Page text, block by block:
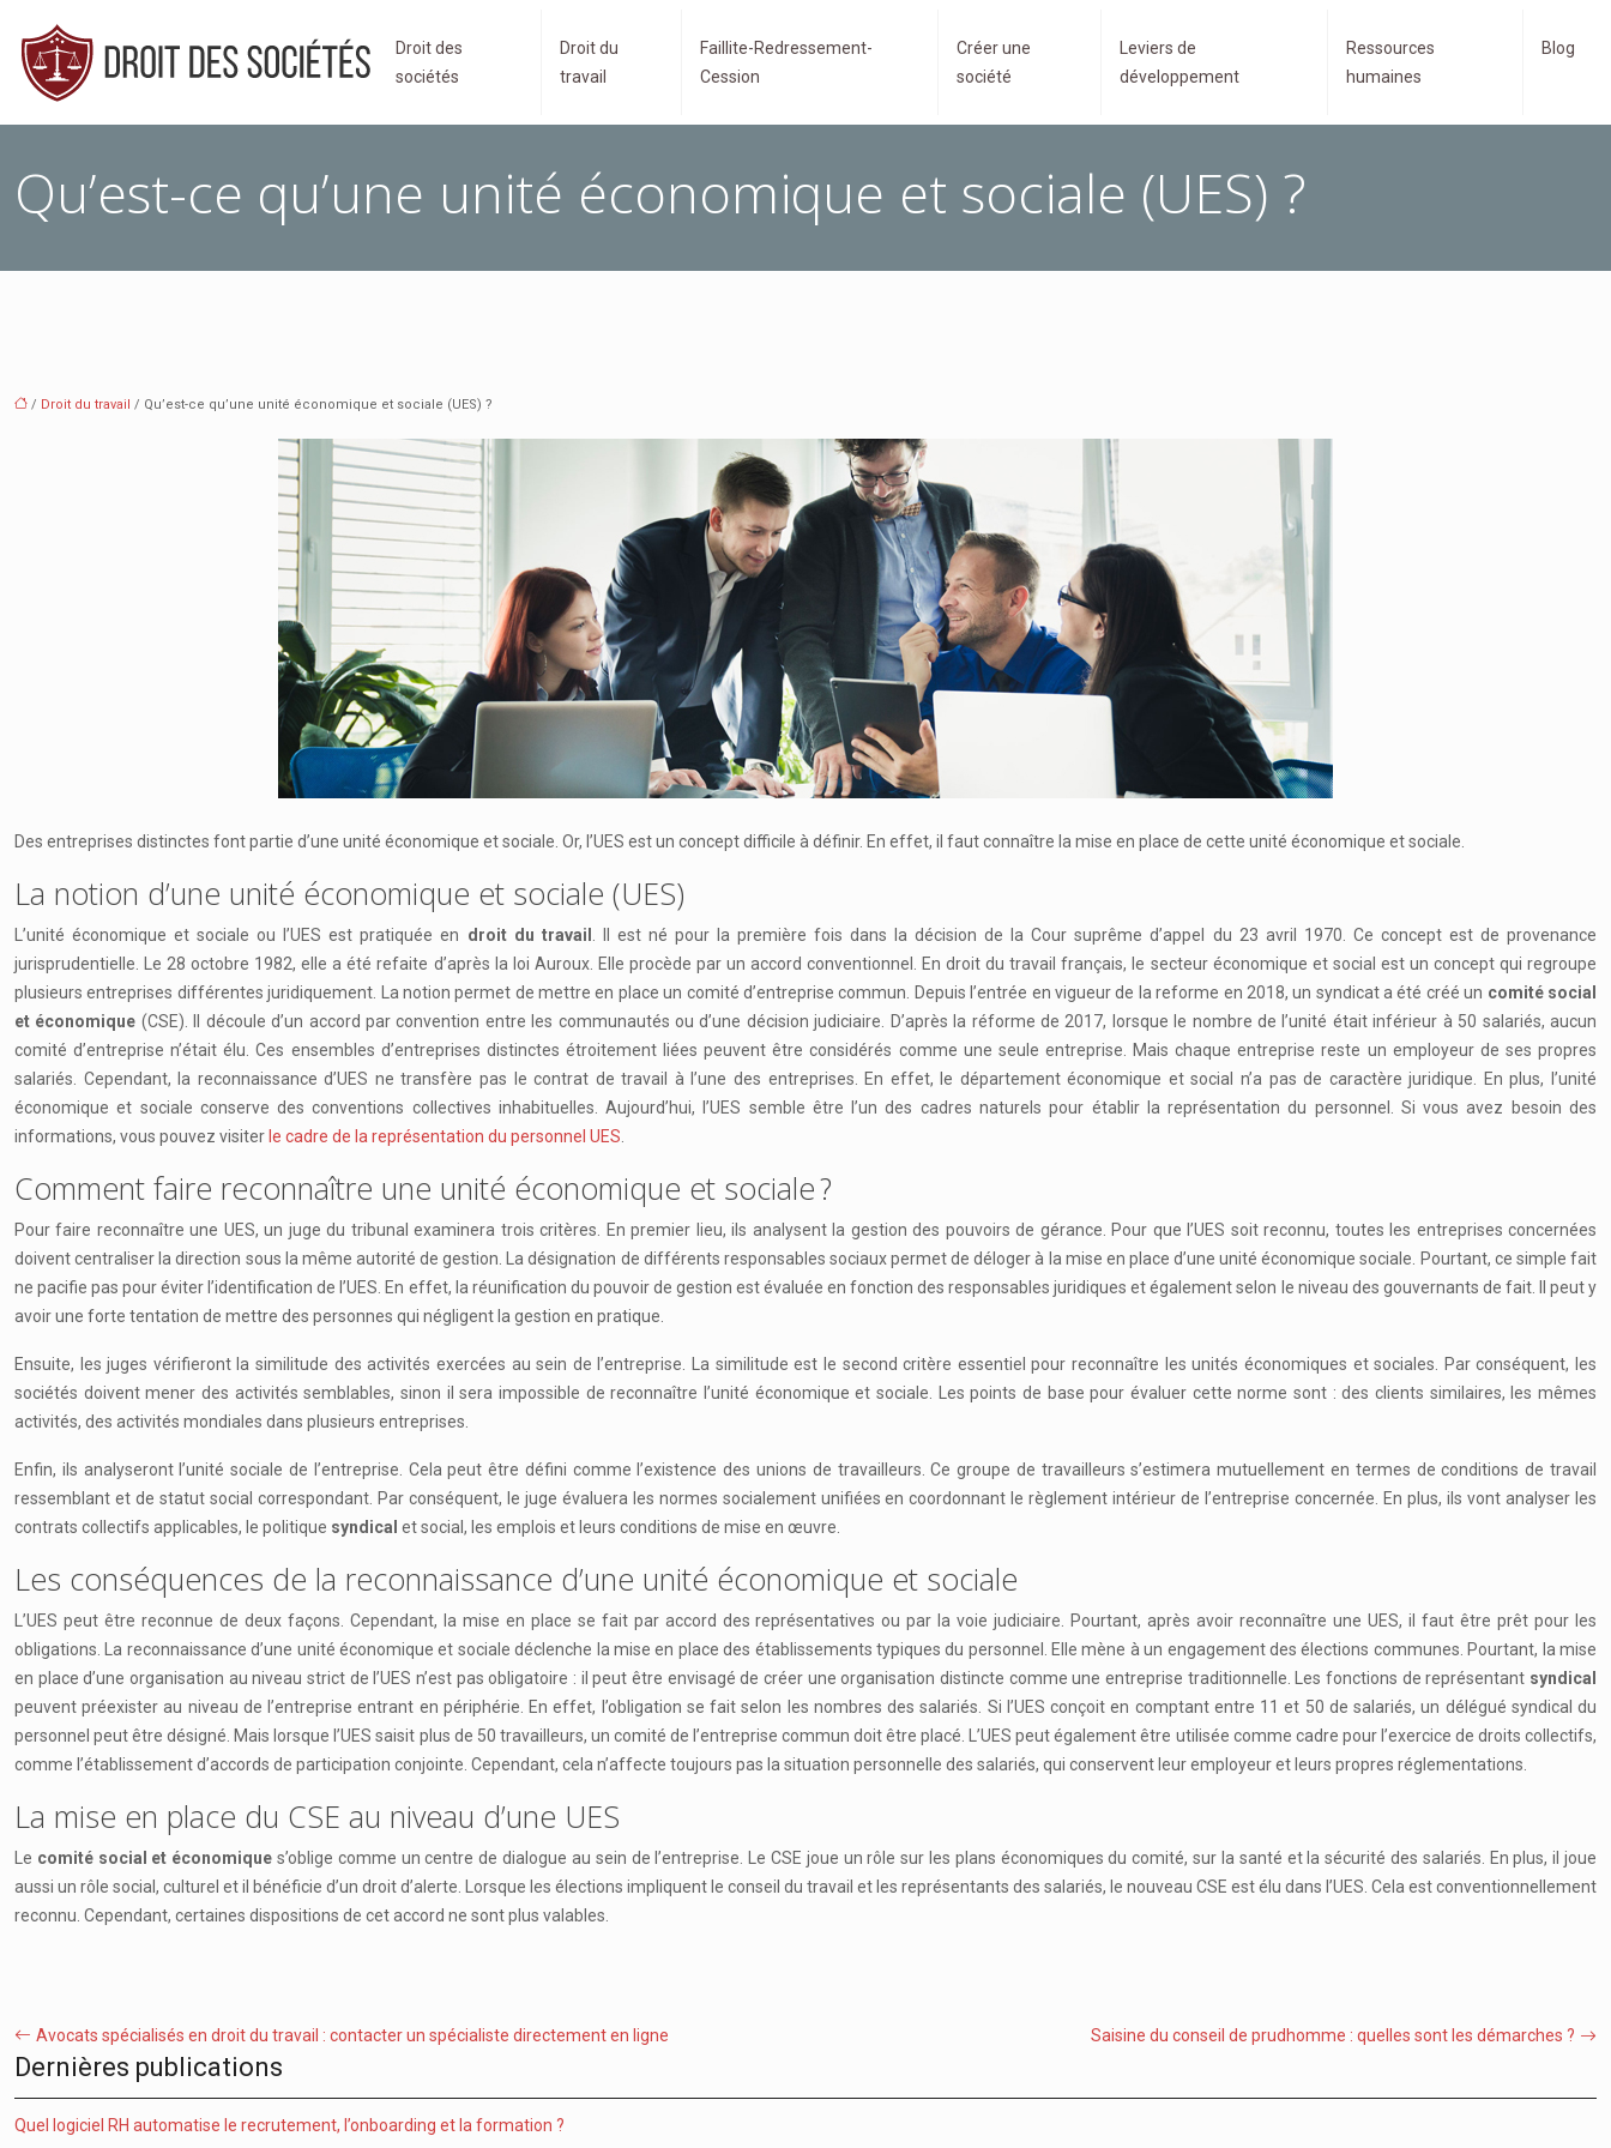
Droit des
sociétés
Droit du
travail
Faillite-Redressement-
Cession
Créer une
société
Leviers de
développement
Ressources
humaines
Blog
Qu’est-ce qu’une unité économique et sociale (UES) ?
/ Droit du travail / Qu’est-ce qu’une unité économique et sociale (UES) ?
Des entreprises distinctes font partie d’une unité économique et sociale. Or, l’UES est un concept difficile à définir. En effet, il faut connaître la mise en place de cette unité économique et sociale.
La notion d’une unité économique et sociale (UES)
L’unité économique et sociale ou l’UES est pratiquée en droit du travail
. Il est né pour la première fois dans la décision de la Cour suprême d’appel du 23 avril 1970. Ce concept est de provenance
jurisprudentielle. Le 28 octobre 1982, elle a été refaite d’après la loi Auroux. Elle procède par un accord conventionnel. En droit du travail français, le secteur économique et social est un concept qui regroupe
plusieurs entreprises différentes juridiquement. La notion permet de mettre en place un comité d’entreprise commun. Depuis l’entrée en vigueur de la reforme en 2018, un syndicat a été créé un comité social
et économique (CSE). Il découle d’un accord par convention entre les communautés ou d’une décision judiciaire. D’après la réforme de 2017, lorsque le nombre de l’unité était inférieur à 50 salariés, aucun
comité d’entreprise n’était élu. Ces ensembles d’entreprises distinctes étroitement liées peuvent être considérés comme une seule entreprise. Mais chaque entreprise reste un employeur de ses propres
salariés. Cependant, la reconnaissance d’UES ne transfère pas le contrat de travail à l’une des entreprises. En effet, le département économique et social n’a pas de caractère juridique. En plus, l’unité
économique et sociale conserve des conventions collectives inhabituelles. Aujourd’hui, l’UES semble être l’un des cadres naturels pour établir la représentation du personnel. Si vous avez besoin des
informations, vous pouvez visiter le cadre de la représentation du personnel UES
Comment faire reconnaître une unité économique et sociale ?
Pour faire reconnaître une UES, un juge du tribunal examinera trois critères. En premier lieu, ils analysent la gestion des pouvoirs de gérance. Pour que l’UES soit reconnu, toutes les entreprises concernées
doivent centraliser la direction sous la même autorité de gestion. La désignation de différents responsables sociaux permet de déloger à la mise en place d’une unité économique sociale. Pourtant, ce simple fait
ne pacifie pas pour éviter l’identification de l’UES. En effet, la réunification du pouvoir de gestion est évaluée en fonction des responsables juridiques et également selon le niveau des gouvernants de fait. Il peut y
avoir une forte tentation de mettre des personnes qui négligent la gestion en pratique.
Ensuite, les juges vérifieront la similitude des activités exercées au sein de l’entreprise. La similitude est le second critère essentiel pour reconnaître les unités économiques et sociales. Par conséquent, les
sociétés doivent mener des activités semblables, sinon il sera impossible de reconnaître l’unité économique et sociale. Les points de base pour évaluer cette norme sont : des clients similaires, les mêmes
activités, des activités mondiales dans plusieurs entreprises.
Enfin, ils analyseront l’unité sociale de l’entreprise. Cela peut être défini comme l’existence des unions de travailleurs. Ce groupe de travailleurs s’estimera mutuellement en termes de conditions de travail
ressemblant et de statut social correspondant. Par conséquent, le juge évaluera les normes socialement unifiées en coordonnant le règlement intérieur de l’entreprise concernée. En plus, ils vont analyser les
contrats collectifs applicables, le politique syndical et social, les emplois et leurs conditions de mise en œuvre.
Les conséquences de la reconnaissance d’une unité économique et sociale
L’UES peut être reconnue de deux façons. Cependant, la mise en place se fait par accord des représentatives ou par la voie judiciaire. Pourtant, après avoir reconnaître une UES, il faut être prêt pour les
obligations. La reconnaissance d’une unité économique et sociale déclenche la mise en place des établissements typiques du personnel. Elle mène à un engagement des élections communes. Pourtant, la mise
en place d’une organisation au niveau strict de l’UES n’est pas obligatoire : il peut être envisagé de créer une organisation distincte comme une entreprise traditionnelle. Les fonctions de représentant syndical
peuvent préexister au niveau de l’entreprise entrant en périphérie. En effet, l’obligation se fait selon les nombres des salariés. Si l’UES conçoit en comptant entre 11 et 50 de salariés, un délégué syndical du
personnel peut être désigné. Mais lorsque l’UES saisit plus de 50 travailleurs, un comité de l’entreprise commun doit être placé. L’UES peut également être utilisée comme cadre pour l’exercice de droits collectifs,
comme l’établissement d’accords de participation conjointe. Cependant, cela n’affecte toujours pas la situation personnelle des salariés, qui conservent leur employeur et leurs propres réglementations.
La mise en place du CSE au niveau d’une UES
Le comité social et économique s’oblige comme un centre de dialogue au sein de l’entreprise. Le CSE joue un rôle sur les plans économiques du comité, sur la santé et la sécurité des salariés. En plus, il joue
aussi un rôle social, culturel et il bénéficie d’un droit d’alerte. Lorsque les élections impliquent le conseil du travail et les représentants des salariés, le nouveau CSE est élu dans l’UES. Cela est conventionnellement
reconnu. Cependant, certaines dispositions de cet accord ne sont plus valables.
Avocats spécialisés en droit du travail : contacter un spécialiste directement en ligne Saisine du conseil de prudhomme : quelles sont les démarches ?
Dernières publications
Quel logiciel RH automatise le recrutement, l’onboarding et la formation ?